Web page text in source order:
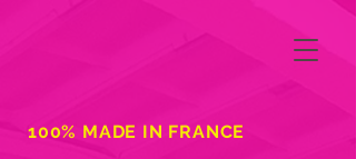
100% MADE IN FRANCE